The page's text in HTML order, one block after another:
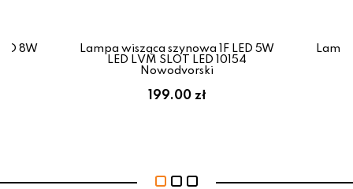
8W
Lampa wisząca szynowa 1F LED 5W
LED LVM SLOT LED 10154
Nowodvorski
199.00 zł